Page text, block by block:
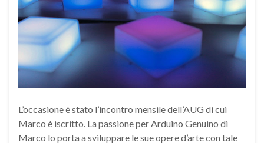
L’occasione è stato l’incontro mensile dell’AUG di cui
Marco è iscritto. La passione per Arduino Genuino di
Marco lo porta a sviluppare le sue opere d’arte con tale